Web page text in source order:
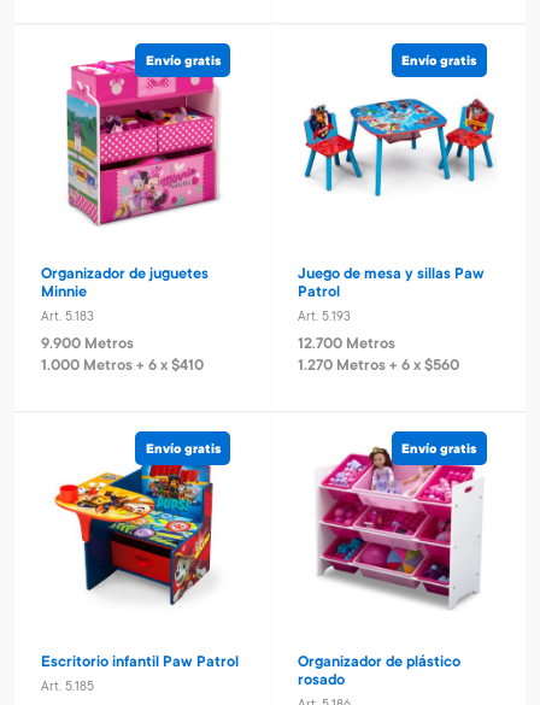
Envío gratis
Organizador de juguetes
Minnie
Art. 5.183
9.900 Metros
1.000 Metros + 6 x $410
Envío gratis
Juego de mesa y sillas Paw
Patrol
Art. 5.193
12.700 Metros
1.270 Metros + 6 x $560
Envío gratis
Escritorio infantil Paw Patrol
Art. 5.185
Envío gratis
Organizador de plástico
rosado